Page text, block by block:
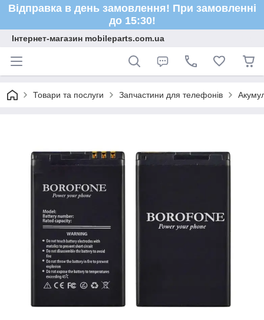
Відправка в день замовлення! При замовленні
до 15:30!
Інтернет-магазин mobileparts.com.ua
Товари та послуги Запчастини для телефонів